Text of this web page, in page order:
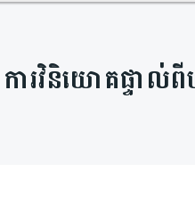
ការវិនិយោគផ្ទាល់